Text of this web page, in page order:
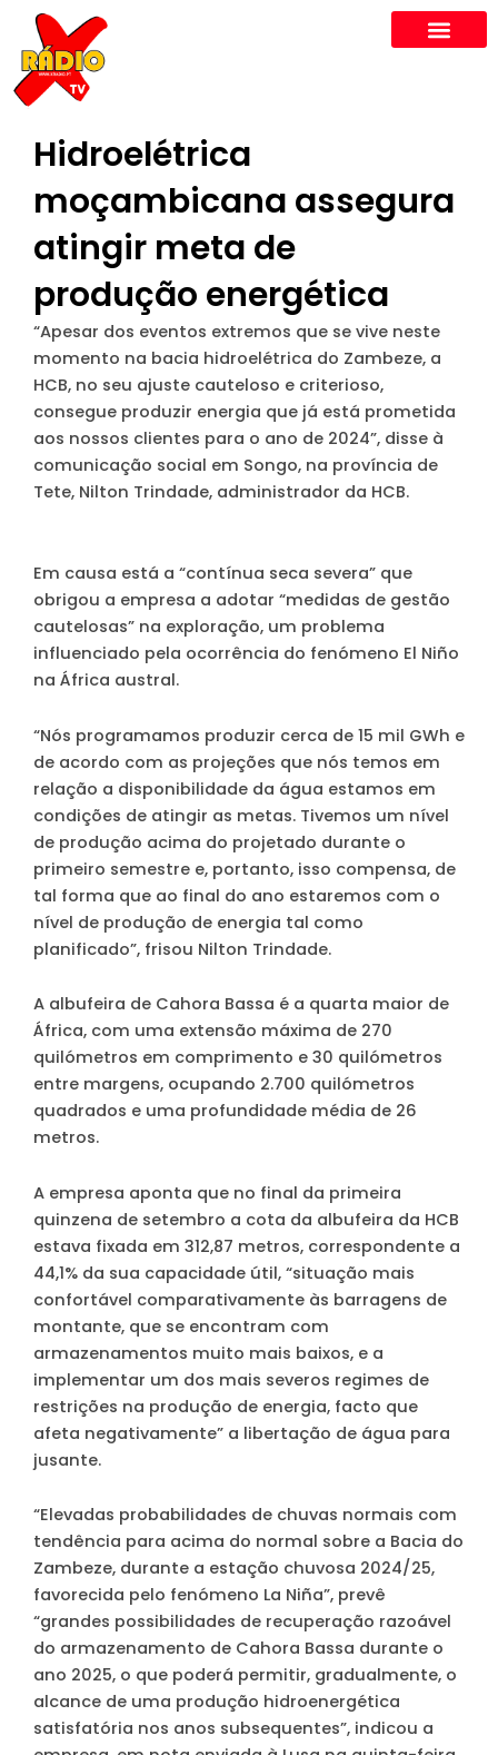
content
Hidroelétrica
moçambicana assegura
atingir meta de
produção energética
“Apesar dos eventos extremos que se vive neste
momento na bacia hidroelétrica do Zambeze, a
HCB, no seu ajuste cauteloso e criterioso,
consegue produzir energia que já está prometida
aos nossos clientes para o ano de 2024”, disse à
comunicação social em Songo, na província de
Tete, Nilton Trindade, administrador da HCB.
Em causa está a “contínua seca severa” que
obrigou a empresa a adotar “medidas de gestão
cautelosas” na exploração, um problema
influenciado pela ocorrência do fenómeno El Niño
na África austral.
“Nós programamos produzir cerca de 15 mil GWh e
de acordo com as projeções que nós temos em
relação a disponibilidade da água estamos em
condições de atingir as metas. Tivemos um nível
de produção acima do projetado durante o
primeiro semestre e, portanto, isso compensa, de
tal forma que ao final do ano estaremos com o
nível de produção de energia tal como
planificado”, frisou Nilton Trindade.
A albufeira de Cahora Bassa é a quarta maior de
África, com uma extensão máxima de 270
quilómetros em comprimento e 30 quilómetros
entre margens, ocupando 2.700 quilómetros
quadrados e uma profundidade média de 26
metros.
A empresa aponta que no final da primeira
quinzena de setembro a cota da albufeira da HCB
estava fixada em 312,87 metros, correspondente a
44,1% da sua capacidade útil, “situação mais
confortável comparativamente às barragens de
montante, que se encontram com
armazenamentos muito mais baixos, e a
implementar um dos mais severos regimes de
restrições na produção de energia, facto que
afeta negativamente” a libertação de água para
jusante.
“Elevadas probabilidades de chuvas normais com
tendência para acima do normal sobre a Bacia do
Zambeze, durante a estação chuvosa 2024/25,
favorecida pelo fenómeno La Niña”, prevê
“grandes possibilidades de recuperação razoável
do armazenamento de Cahora Bassa durante o
ano 2025, o que poderá permitir, gradualmente, o
alcance de uma produção hidroenergética
satisfatória nos anos subsequentes”, indicou a